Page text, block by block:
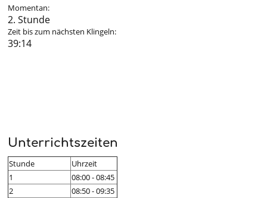
Momentan:
2. Stunde
Zeit bis zum nächsten Klingeln:
39:13
Unterrichtszeiten
Stunde
Uhrzeit
1
08:00 - 08:45
2
08:50 - 09:35